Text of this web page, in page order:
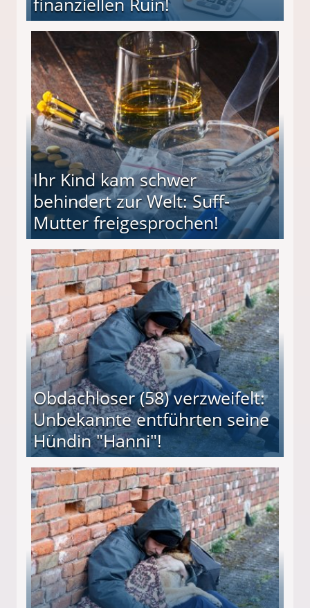
(34) in den finanziellen Ruin!
Ihr Kind kam schwer
behindert zur Welt: Suff-
Mutter freigesprochen!
Mutter freigesprochen!
Obdachloser (58) verzweifelt:
Unbekannte entführten seine
Hündin "Hanni"!
entführten seine Hündin "Hanni"!